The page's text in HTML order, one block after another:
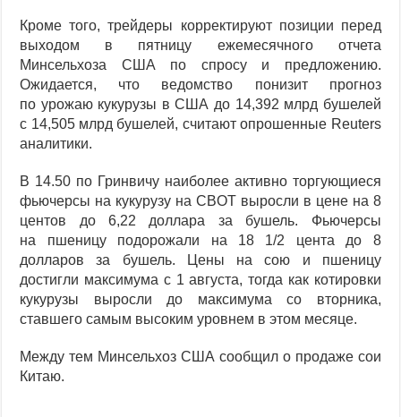
Кроме того, трейдеры корректируют позиции перед
выходом в пятницу ежемесячного отчета
Минсельхоза США по спросу и предложению.
Ожидается, что ведомство понизит прогноз
по урожаю кукурузы в США до 14,392 млрд бушелей
с 14,505 млрд бушелей, считают опрошенные Reuters
аналитики.
В 14.50 по Гринвичу наиболее активно торгующиеся
фьючерсы на кукурузу на CBOT выросли в цене на 8
центов до 6,22 доллара за бушель. Фьючерсы
на пшеницу подорожали на 18 1/2 цента до 8
долларов за бушель. Цены на сою и пшеницу
достигли максимума с 1 августа, тогда как котировки
кукурузы выросли до максимума со вторника,
ставшего самым высоким уровнем в этом месяце.
Между тем Минсельхоз США сообщил о продаже сои
Китаю.